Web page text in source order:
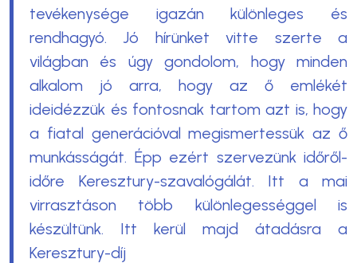
tevékenysége igazán különleges és
rendhagyó. Jó hírünket vitte szerte a
világban és úgy gondolom, hogy minden
alkalom jó arra, hogy az ő emlékét
ideidézzük és fontosnak tartom azt is, hogy
a fiatal generációval megismertessük az ő
munkásságát. Épp ezért szervezünk időről-
időre Keresztury-szavalógálát. Itt a mai
virrasztáson több különlegességgel is
készültünk. Itt kerül majd átadásra a
Keresztury-díj